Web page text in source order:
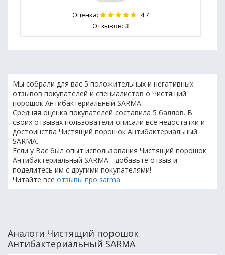
Оценка: 4.7
Отзывов: 3
Мы собрали для вас 5 положительных и негативных
отзывов покупателей и специалистов о Чистящий
порошок Антибактериальный SARMA.
Средняя оценка покупателей составила 5 баллов. В
своих отзывах пользователи описали все недостатки и
достоинства Чистящий порошок Антибактериальный
SARMA.
Если у Вас был опыт использования Чистящий порошок
Антибактериальный SARMA - добавьте отзыв и
поделитесь им с другими покупателями!
Читайте все отзывы про sarma
Аналоги Чистящий порошок
Антибактериальный SARMA